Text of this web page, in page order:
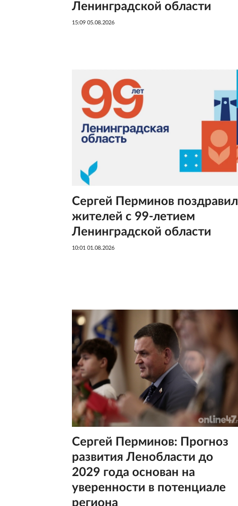
Ленинградской области
15:09 05.08.2026
Сергей Перминов поздравил
жителей с 99-летием
Ленинградской области
10:01 01.08.2026
Сергей Перминов: Прогноз
развития Ленобласти до
2029 года основан на
уверенности в потенциале
региона